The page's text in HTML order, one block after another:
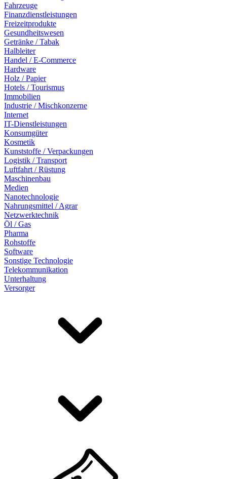
Fahrzeuge
Finanzdienstleistungen
Freizeitprodukte
Gesundheitswesen
Getränke / Tabak
Halbleiter
Handel / E-Commerce
Hardware
Holz / Papier
Hotels / Tourismus
Immobilien
Industrie / Mischkonzerne
Internet
IT-Dienstleistungen
Konsumgüter
Kosmetik
Kunststoffe / Verpackungen
Logistik / Transport
Luftfahrt / Rüstung
Maschinenbau
Medien
Nanotechnologie
Nahrungsmittel / Agrar
Netzwerktechnik
Öl / Gas
Pharma
Rohstoffe
Software
Sonstige Technologie
Telekommunikation
Unterhaltung
Versorger